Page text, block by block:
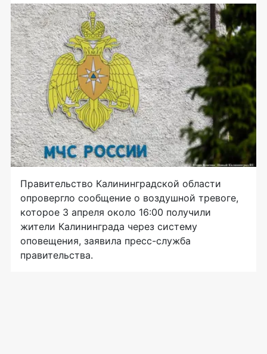
Правительство Калининградской области
опровергло сообщение о воздушной тревоге,
которое 3 апреля около 16:00 получили
жители Калининграда через систему
оповещения, заявила пресс-служба
правительства.